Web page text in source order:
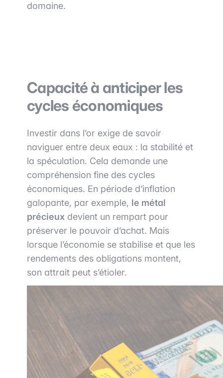
domaine.
Capacité à anticiper les
cycles économiques
Investir dans l’or exige de savoir
naviguer entre deux eaux : la stabilité et
la spéculation. Cela demande une
compréhension fine des cycles
économiques. En période d’inflation
galopante, par exemple, le métal
précieux devient un rempart pour
préserver le pouvoir d’achat. Mais
lorsque l’économie se stabilise et que les
rendements des obligations montent,
son attrait peut s’étioler.